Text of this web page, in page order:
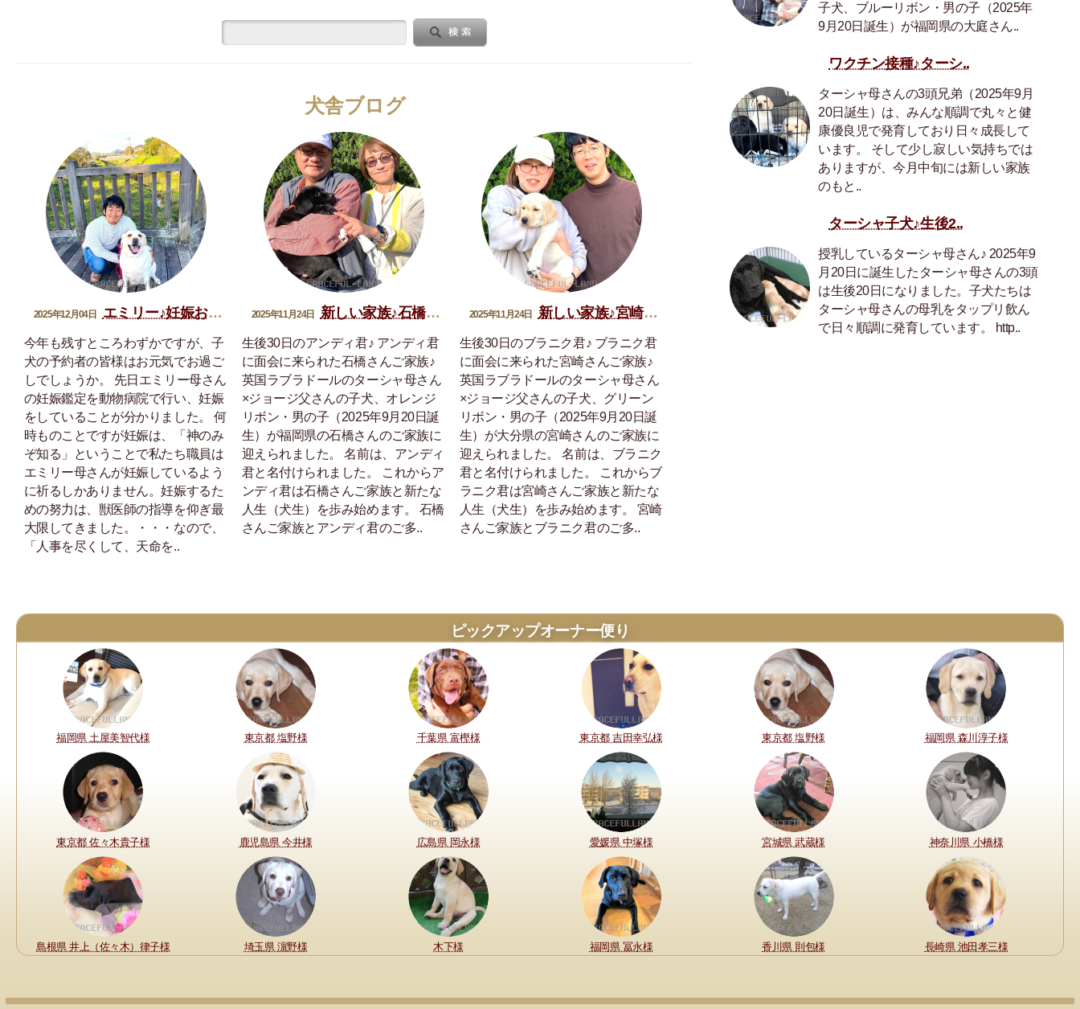
犬舎ブログ
2025年12月04日 エミリー♪妊娠おめでとう
今年も残すところわずかですが、子
犬の予約者の皆様はお元気でお過ご
しでしょうか。 先日エミリー母さん
の妊娠鑑定を動物病院で行い、妊娠
をしていることが分かりました。 何
時ものことですが妊娠は、「神のみ
ぞ知る」ということで私たち職員は
エミリー母さんが妊娠しているよう
に祈るしかありません。妊娠するた
めの努力は、獣医師の指導を仰ぎ最
大限してきました。・・・なので、
「人事を尽くして、天命を..
2025年11月24日 新しい家族♪石橋アンディ君
生後30日のアンディ君♪ アンディ君
に面会に来られた石橋さんご家族♪
英国ラブラドールのターシャ母さん
×ジョージ父さんの子犬、オレンジ
リボン・男の子（2025年9月20日誕
生）が福岡県の石橋さんのご家族に
迎えられました。 名前は、アンディ
君と名付けられました。 これからア
ンディ君は石橋さんご家族と新たな
人生（犬生）を歩み始めます。 石橋
さんご家族とアンディ君のご多..
2025年11月24日 新しい家族♪宮崎ブラニク君
生後30日のブラニク君♪ ブラニク君
に面会に来られた宮崎さんご家族♪
英国ラブラドールのターシャ母さん
×ジョージ父さんの子犬、グリーン
リボン・男の子（2025年9月20日誕
生）が大分県の宮崎さんのご家族に
迎えられました。 名前は、ブラニク
君と名付けられました。 これからブ
ラニク君は宮崎さんご家族と新たな
人生（犬生）を歩み始めます。 宮崎
さんご家族とブラニク君のご多..
子犬、ブルーリボン・男の子（2025年
9月20日誕生）が福岡県の大庭さん..
ワクチン接種♪ターシ..
ターシャ母さんの3頭兄弟（2025年9月
20日誕生）は、みんな順調で丸々と健
康優良児で発育しており日々成長して
います。 そして少し寂しい気持ちでは
ありますが、今月中旬には新しい家族
のもと..
ターシャ子犬♪生後2..
授乳しているターシャ母さん♪ 2025年9
月20日に誕生したターシャ母さんの3頭
は生後20日になりました。子犬たちは
ターシャ母さんの母乳をタップリ飲ん
で日々順調に発育しています。 http..
ピックアップオーナー便り
福岡県 土屋美智代様 東京都 塩野様 千葉県 富樫様 東京都 吉田幸弘様 東京都 塩野様 福岡県 森川淳子様
東京都 佐々木貴子様 鹿児島県 今井様 広島県 岡永様 愛媛県 中塚様 宮城県 武蔵様 神奈川県 小橋様
島根県 井上（佐々木）律子様 埼玉県 濵野様 木下様 福岡県 冨永様 香川県 則包様 長崎県 池田孝三様